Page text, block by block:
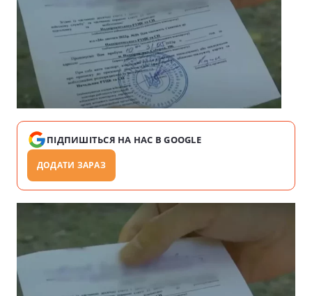
ПІДПИШІТЬСЯ НА НАС В GOOGLE
ДОДАТИ ЗАРАЗ